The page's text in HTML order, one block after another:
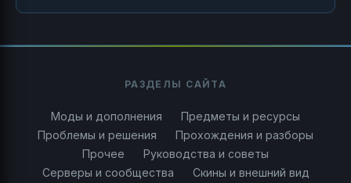
РАЗДЕЛЫ САЙТА
Моды и дополнения
Предметы и ресурсы
Проблемы и решения
Прохождения и разборы
Прочее
Руководства и советы
Серверы и сообщества
Скины и внешний вид